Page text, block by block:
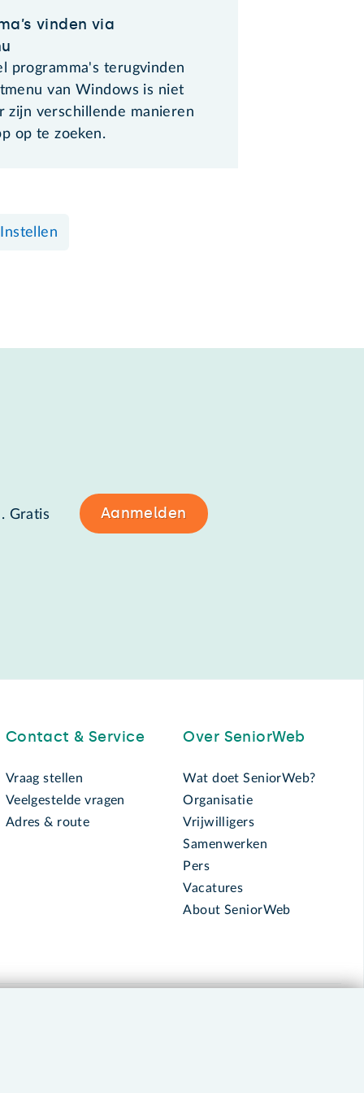
vinden via
programma's terugvinden
van Windows is niet
zijn verschillende manieren
op te zoeken.
Instellen
Gratis Aanmelden
Contact & Service
Vraag stellen
Veelgestelde vragen
Adres & route
Over SeniorWeb
Wat doet SeniorWeb?
Organisatie
Vrijwilligers
Samenwerken
Pers
Vacatures
About SeniorWeb